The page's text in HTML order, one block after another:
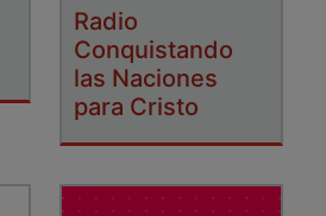
Radio
Conquistando
las Naciones
para Cristo